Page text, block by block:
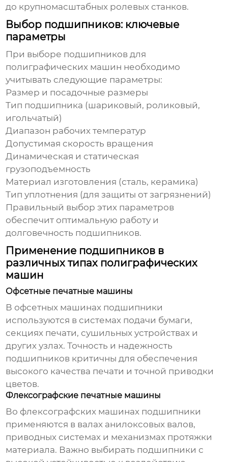
до крупномасштабных ролевых станков.
Выбор подшипников: ключевые
параметры
При выборе подшипников для
полиграфических машин необходимо
учитывать следующие параметры:
Размер и посадочные размеры
Тип подшипника (шариковый, роликовый,
игольчатый)
Диапазон рабочих температур
Допустимая скорость вращения
Динамическая и статическая
грузоподъемность
Материал изготовления (сталь, керамика)
Тип уплотнения (для защиты от загрязнений)
Правильный выбор этих параметров
обеспечит оптимальную работу и
долговечность подшипников.
Применение подшипников в
различных типах полиграфических
машин
Офсетные печатные машины
В офсетных машинах подшипники
используются в системах подачи бумаги,
секциях печати, сушильных устройствах и
других узлах. Точность и надежность
подшипников критичны для обеспечения
высокого качества печати и точной приводки
цветов.
Флексографские печатные машины
Во флексографских машинах подшипники
применяются в валах анилоксовых валов,
приводных системах и механизмах протяжки
материала. Важно выбирать подшипники с